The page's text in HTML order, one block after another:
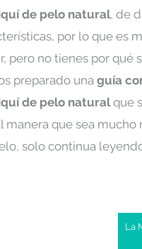
de pelo natural, de
por lo que es
pero no tienes por qué
preparado una guía
de pelo naturalque
manera que sea mucho
solo continua
La